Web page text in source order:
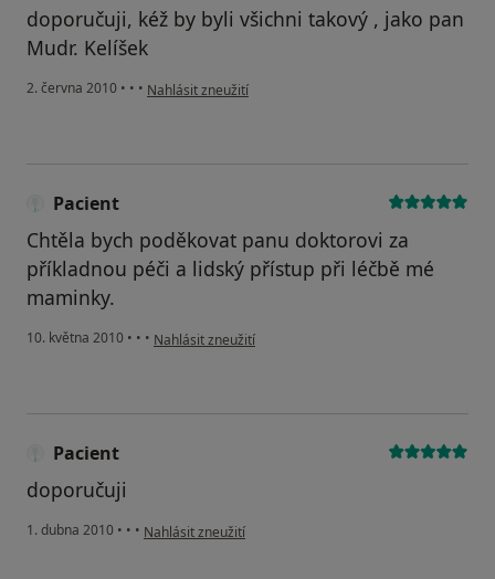
doporučuji, kéž by byli všichni takový , jako pan
Mudr. Kelíšek
2. června 2010 • • • podle názoru uživatele Pacient
Nahlásit zneužití
Pacient
Chtěla bych poděkovat panu doktorovi za
příkladnou péči a lidský přístup při léčbě mé
maminky.
10. května 2010 • • • podle názoru uživatele Pacient
Nahlásit zneužití
Pacient
doporučuji
1. dubna 2010 • • • podle názoru uživatele Pacient
Nahlásit zneužití